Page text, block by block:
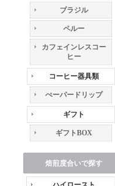
ブラジル
ペルー
カフェインレスコー
ヒー
コーヒー器具類
ぺーパードリップ
ギフト
ギフトBOX
焙煎度合いで探す